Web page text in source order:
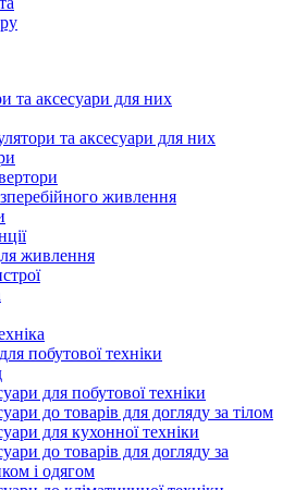
та аксесуари для них
та аксесуари для них
живлення
живлення
побутової техніки
для побутової техніки
до товарів для догляду за тілом
для кухонної техніки
до товарів для догляду за
і одягом